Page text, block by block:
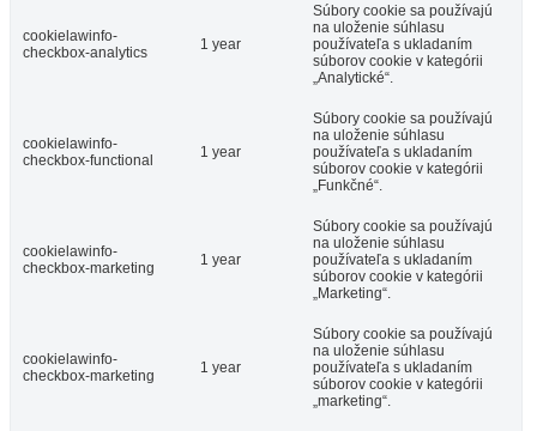
cookielawinfo-
checkbox-analytics
1 year
Súbory cookie sa používajú
na uloženie súhlasu
používateľa s ukladaním
súborov cookie v kategórii
„Analytické“.
cookielawinfo-
checkbox-functional
1 year
Súbory cookie sa používajú
na uloženie súhlasu
používateľa s ukladaním
súborov cookie v kategórii
„Funkčné“.
cookielawinfo-
checkbox-marketing
1 year
Súbory cookie sa používajú
na uloženie súhlasu
používateľa s ukladaním
súborov cookie v kategórii
„Marketing“.
cookielawinfo-
checkbox-marketing
1 year
Súbory cookie sa používajú
na uloženie súhlasu
používateľa s ukladaním
súborov cookie v kategórii
„marketing“.